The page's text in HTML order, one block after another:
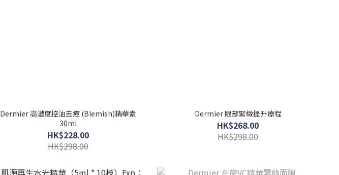
Dermier 高濃度控油去痘 (Blemish)精華素
30ml
HK$228.00
HK$298.00
Dermier 眼部緊緻提升療程
HK$268.00
HK$298.00